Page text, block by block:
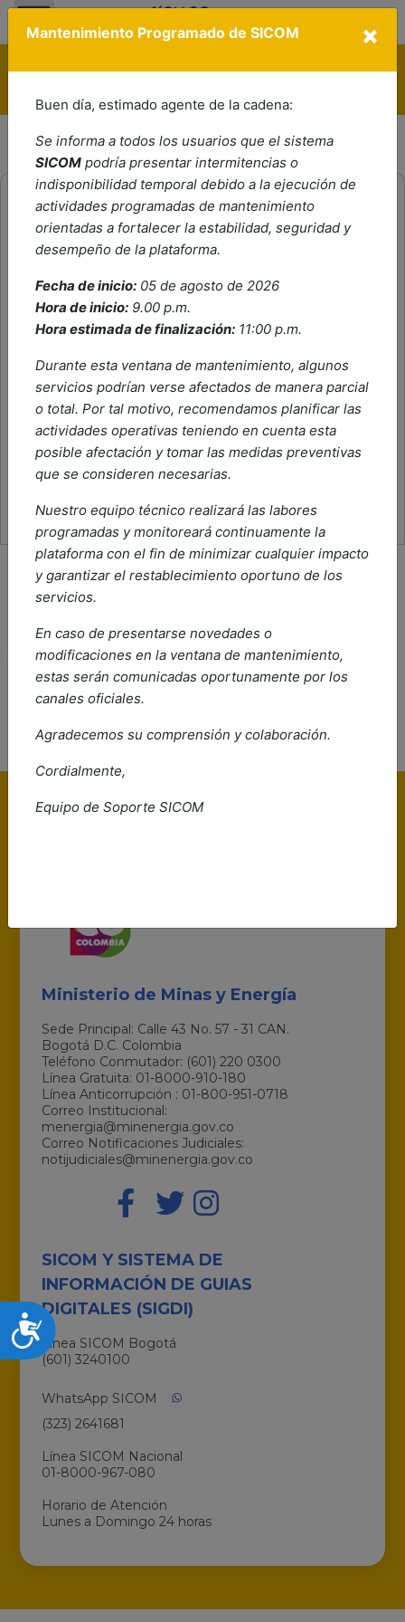
Nota:
este
web
incluye
un
sistema
accesibilidad.
Accesibilidad
Línea ética Preguntas Frecuentes
APRENDE SICOM
Está aquí: Inicio
Miércoles, 16 Septiembre 2020 16:04
Volver arriba
Ministerio de Minas y Energía
Sede Principal: Calle 43 No. 57 - 31 CAN.
Bogotá D.C. Colombia
Teléfono Conmutador: (601) 220 0300
Línea Gratuita: 01-8000-910-180
Línea Anticorrupción : 01-800-951-0718
Correo Institucional:
menergia@minenergia.gov.co
Correo Notificaciones Judiciales:
notijudiciales@minenergia.gov.co
SICOM Y SISTEMA DE
INFORMACIÓN DE GUIAS
DIGITALES (SIGDI)
Línea SICOM Bogotá
(601) 3240100
WhatsApp SICOM
(323) 2641681
Línea SICOM Nacional
01-8000-967-080
Horario de Atención
Lunes a Domingo 24 horas
Mantenimiento Programado de SICOM ×
Buen día, estimado agente de la cadena:
Se informa a todos los usuarios que el sistema
SICOM podría presentar intermitencias o
indisponibilidad temporal debido a la ejecución de
actividades programadas de mantenimiento
orientadas a fortalecer la estabilidad, seguridad y
desempeño de la plataforma.
Fecha de inicio: 05 de agosto de 2026
Hora de inicio: 9.00 p.m.
Hora estimada de finalización: 11:00 p.m.
Durante esta ventana de mantenimiento, algunos
servicios podrían verse afectados de manera parcial
o total. Por tal motivo, recomendamos planificar las
actividades operativas teniendo en cuenta esta
posible afectación y tomar las medidas preventivas
que se consideren necesarias.
Nuestro equipo técnico realizará las labores
programadas y monitoreará continuamente la
plataforma con el fin de minimizar cualquier impacto
y garantizar el restablecimiento oportuno de los
servicios.
En caso de presentarse novedades o
modificaciones en la ventana de mantenimiento,
estas serán comunicadas oportunamente por los
canales oficiales.
Agradecemos su comprensión y colaboración.
Cordialmente,
Equipo de Soporte SICOM